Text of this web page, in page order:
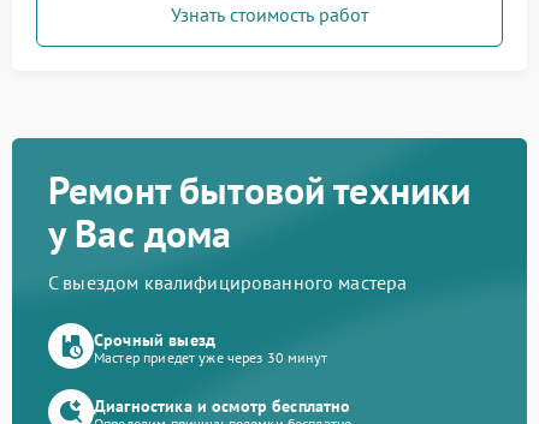
Узнать стоимость работ
Ремонт бытовой техники
у Вас дома
С выездом квалифицированного мастера
Срочный выезд
Мастер приедет уже через 30 минут
Диагностика и осмотр бесплатно